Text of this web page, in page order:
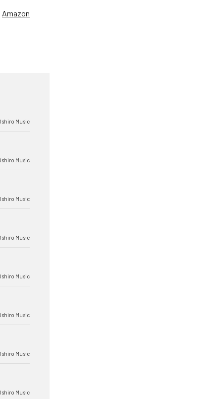
Amazon
Music
Music
Music
Music
Music
Music
Music
Music